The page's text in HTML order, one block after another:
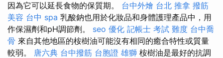
因為它可以延長食物的保質期。 台中外燴 台北 推拿 撥筋
美容 台中 spa 乳酸鈉也用於化妝品和身體護理產品中，用
作保濕劑和pH調節劑。 seo 優化 記帳士 考試 難度 台中喬
骨 來自其他地區的桉樹油可能沒有相同的癒合特性或質量
較弱。 唐六典 台中撥筋 台胞證 雄獅 桉樹油是最好的抗調